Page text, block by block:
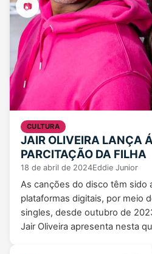
📷
CULTURA
JAIR OLIVEIRA LANÇA
PARCITAÇÃO DA FILHA
18 de abril de 2024Eddie Junior
As canções do disco têm sido
plataformas digitais, por meio
singles, desde outubro de
Jair Oliveira apresenta nesta